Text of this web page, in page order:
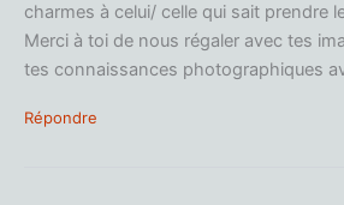
charmes à celui/ celle qui sait prendre
Merci à toi de nous régaler avec tes
tes connaissances photographiques
Répondre